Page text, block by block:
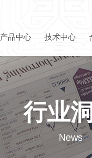
产品中心 技术中心
行业
News